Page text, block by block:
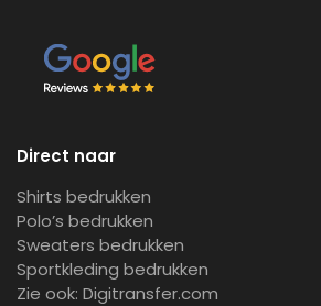
Direct naar
Shirts bedrukken
Polo’s bedrukken
Sweaters bedrukken
Sportkleding bedrukken
Zie ook: Digitransfer.com